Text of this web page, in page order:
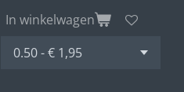
In winkelwagen